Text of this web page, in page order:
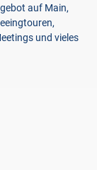
auf Main,
und vieles